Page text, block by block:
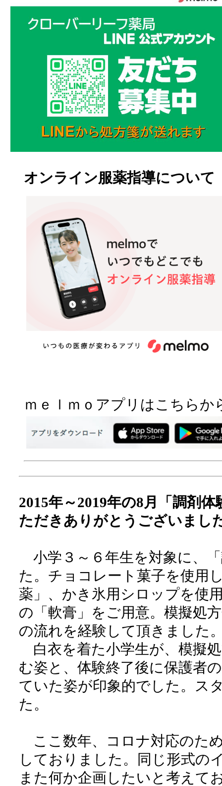
オンライン服薬指導について
ｍｅｌｍｏアプリはこちらか
2015年～2019年の8月「調剤
ただきありがとうございまし
小学３～６年生を対象に、
た。チョコレート菓子を使用
薬」、かき氷用シロップを使
の「軟膏」をご用意。模擬処
の流れを経験して頂きました
白衣を着た小学生が、模擬
む姿と、体験終了後に保護者
ていた姿が印象的でした。ス
た。
ここ数年、コロナ対応のた
しておりました。同じ形式の
また何か企画したいと考えて